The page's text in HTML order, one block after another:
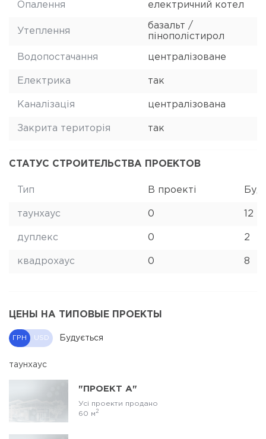
Опалення електричний котел
Утеплення
базальт /
пінополістирол
Водопостачання централізоване
Електрика так
Каналізація централізована
Закрита територія так
СТАТУС СТРОИТЕЛЬСТВА ПРОЕКТОВ
Тип В проекті
таунхаус 0 12
дуплекс 0 2
квадрохаус 0 8
ЦЕНЫ НА ТИПОВЫЕ ПРОЕКТЫ
ГРН USD Будується
таунхаус
"ПРОЕКТ А"
Усі проекти продано
60 м 2